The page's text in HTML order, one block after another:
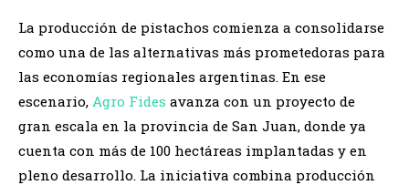
La producción de pistachos comienza a consolidarse
como una de las alternativas más prometedoras para
las economías regionales argentinas. En ese
escenario, Agro Fides avanza con un proyecto de
gran escala en la provincia de San Juan, donde ya
cuenta con más de 100 hectáreas implantadas y en
pleno desarrollo. La iniciativa combina producción